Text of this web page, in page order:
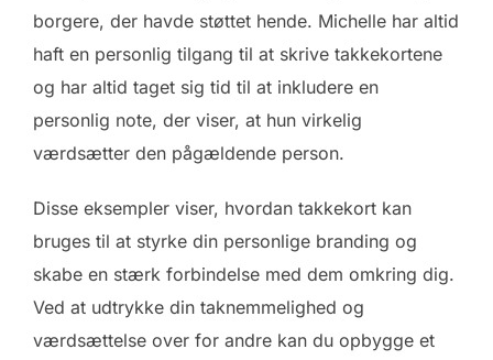
borgere, der havde støttet hende. Michelle har altid
haft en personlig tilgang til at skrive takkekortene
og har altid taget sig tid til at inkludere en
personlig note, der viser, at hun virkelig
værdsætter den pågældende person.
Disse eksempler viser, hvordan takkekort kan
bruges til at styrke din personlige branding og
skabe en stærk forbindelse med dem omkring dig.
Ved at udtrykke din taknemmelighed og
værdsættelse over for andre kan du opbygge et